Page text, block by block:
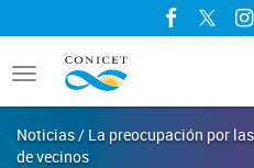
Facebook
Twitter
Toggle
navigation
Noticias / La preocupación por
de vecinos